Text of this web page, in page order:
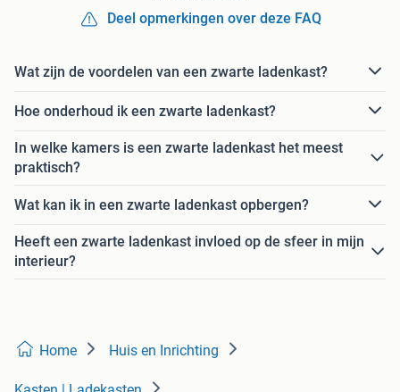
Deel opmerkingen over deze FAQ
Wat zijn de voordelen van een zwarte ladenkast?
Hoe onderhoud ik een zwarte ladenkast?
In welke kamers is een zwarte ladenkast het meest
praktisch?
Wat kan ik in een zwarte ladenkast opbergen?
Heeft een zwarte ladenkast invloed op de sfeer in mijn
interieur?
Home Huis en Inrichting